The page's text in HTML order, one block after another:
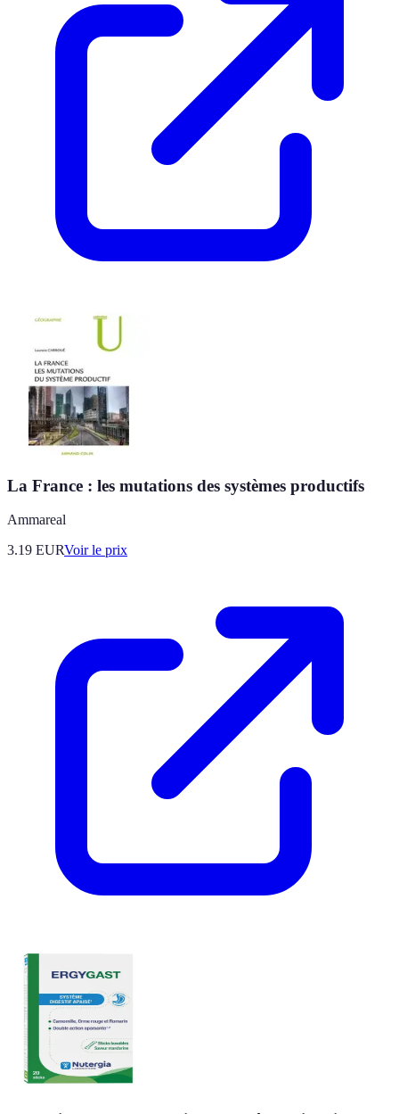
La France : les mutations des systèmes productifs
Ammareal
3.19 EURVoir le prix